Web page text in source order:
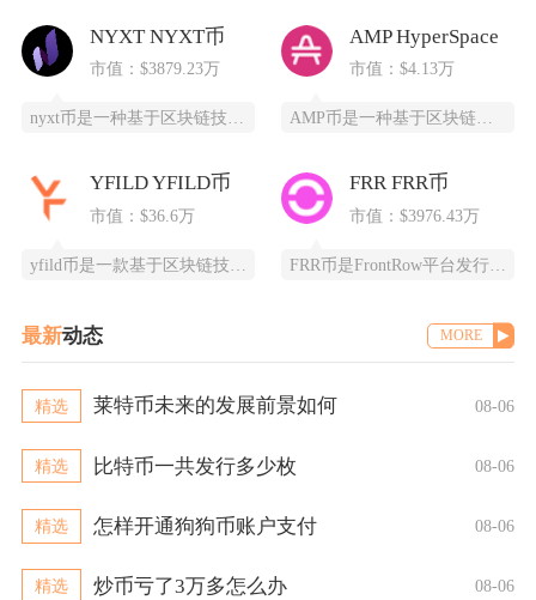
NYXT NYXT币
市值：$3879.23万
AMP HyperSpace
市值：$4.13万
YFILD YFILD币
市值：$36.6万
FRR FRR币
市值：$3976.43万
FRR币是FrontRow平台发行的实用型代币，全称为Frontrow币，基于以太坊区块链
最新动态 MORE
精选 莱特币未来的发展前景如何 08-06
精选 比特币一共发行多少枚 08-06
精选 怎样开通狗狗币账户支付 08-06
精选 炒币亏了3万多怎么办 08-06